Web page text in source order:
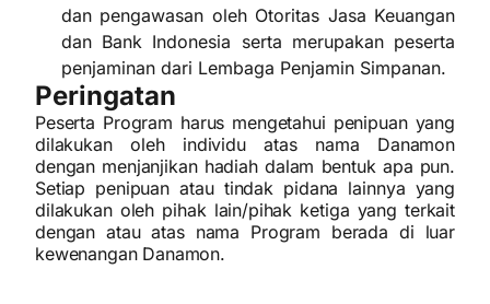
dan pengawasan oleh Otoritas Jasa Keuangan
dan Bank Indonesia serta merupakan peserta
penjaminan dari Lembaga Penjamin Simpanan.
Peringatan
Peserta Program harus mengetahui penipuan yang
dilakukan oleh individu atas nama Danamon
dengan menjanjikan hadiah dalam bentuk apa pun.
Setiap penipuan atau tindak pidana lainnya yang
dilakukan oleh pihak lain/pihak ketiga yang terkait
dengan atau atas nama Program berada di luar
kewenangan Danamon.